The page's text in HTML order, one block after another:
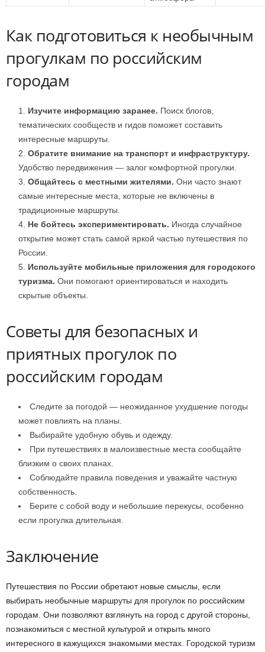
Как подготовиться к необычным
прогулкам по российским
городам
Изучите информацию заранее. Поиск блогов,
тематических сообществ и гидов поможет составить
интересные маршруты.
Обратите внимание на транспорт и инфраструктуру.
Удобство передвижения — залог комфортной прогулки.
Общайтесь с местными жителями. Они часто знают
самые интересные места, которые не включены в
традиционные маршруты.
Не бойтесь экспериментировать. Иногда случайное
открытие может стать самой яркой частью путешествия по
России.
Используйте мобильные приложения для городского
туризма. Они помогают ориентироваться и находить
скрытые объекты.
Советы для безопасных и
приятных прогулок по
российским городам
Следите за погодой — неожиданное ухудшение погоды
может повлиять на планы.
Выбирайте удобную обувь и одежду.
При путешествиях в малоизвестные места сообщайте
близким о своих планах.
Соблюдайте правила поведения и уважайте частную
собственность.
Берите с собой воду и небольшие перекусы, особенно
если прогулка длительная.
Заключение
Путешествия по России обретают новые смыслы, если
выбирать необычные маршруты для прогулок по российским
городам. Они позволяют взглянуть на город с другой стороны,
познакомиться с местной культурой и открыть много
интересного в кажущихся знакомыми местах. Городской туризм